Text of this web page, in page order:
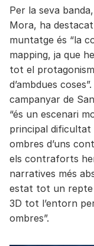
Per la seva
Mora, ha
muntatge és “la
mapping, ja que
tot el
d’ambdues
campanyar de
“és un escenari
principal dificultat
ombres d’uns
els contraforts
narratives més
estat tot un repte
3D tot l’entorn
ombres”.